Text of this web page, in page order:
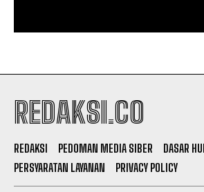
REDAKSI.CO
REDAKSI PEDOMAN MEDIA SIBER
DASAR
PERSYARATAN LAYANAN
PRIVACY POLICY